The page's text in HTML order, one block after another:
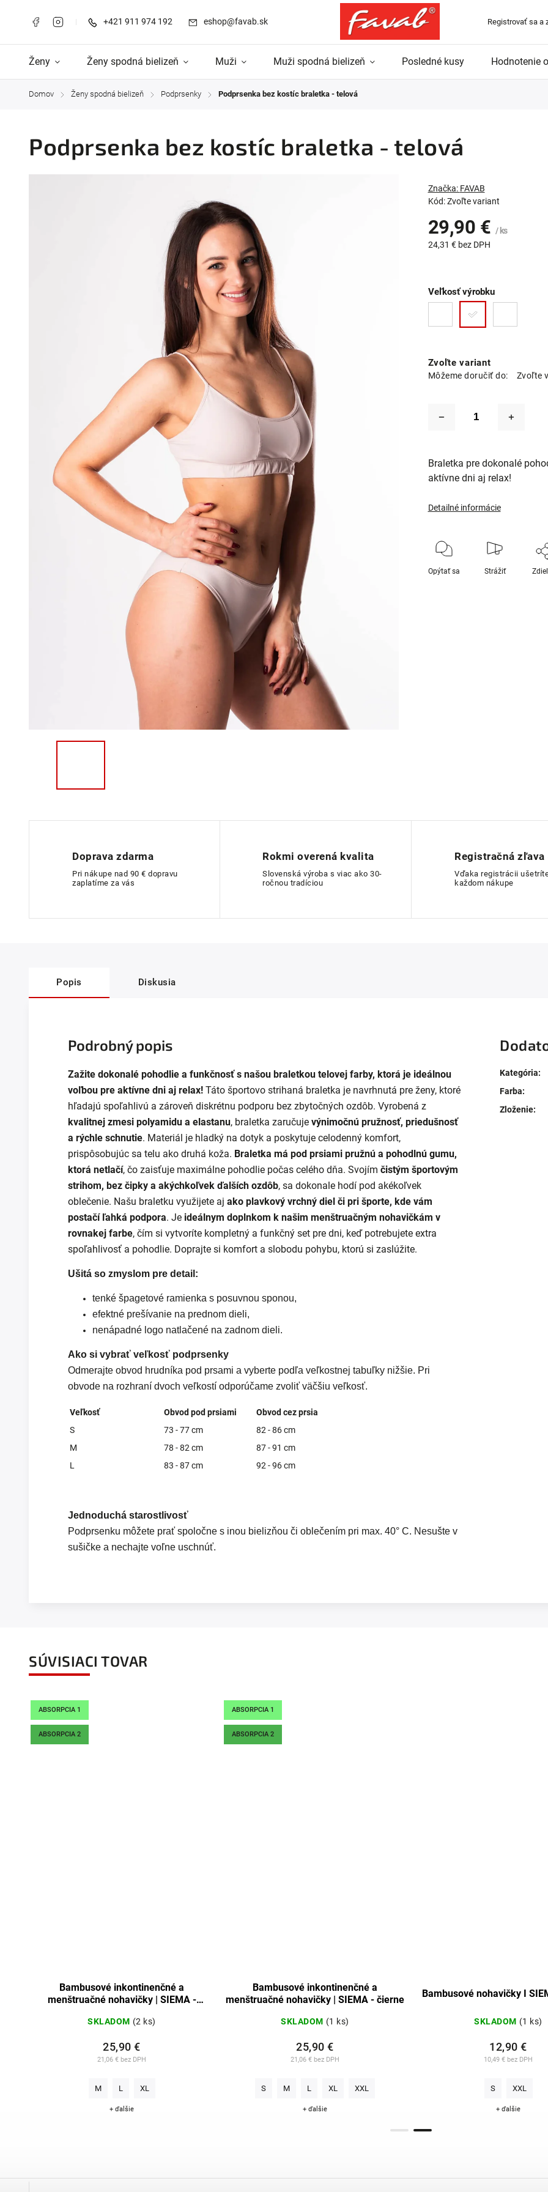
+421 911 974 192 eshop@favab.sk Registrovať sa a
Ženy Ženy spodná bielizeň Muži Muži spodná bielizeň Posledné kusy Hodnotenie
Domov / Ženy spodná bielizeň / Podprsenky / Podprsenka bez kostíc braletka - telová
Podprsenka bez kostíc braletka - telová
Kód: Zvoľte variant
Značka: FAVAB
29,90 € / ks
24,31 € bez DPH
Zvoľte variant
Môžeme doručiť do: Zvoľte
Veľkosť výrobku
Braletka pre dokonalé
aktívne dni aj relax!
Detailné informácie
Opýtať sa Strážiť
Doprava zdarma
Pri nákupe nad 90 € dopravu
zaplatíme za vás
Rokmi overená kvalita
Slovenská výroba s viac ako 30-
ročnou tradíciou
Registračná zľava
Vďaka registrácii
každom nákupe
Popis Diskusia
Podrobný popis
Zažite dokonalé pohodlie a funkčnosť s našou braletkou telovej farby, ktorá je ideálnou
voľbou pre aktívne dni aj relax! Táto športovo strihaná braletka je navrhnutá pre ženy, ktoré
hľadajú spoľahlivú a zároveň diskrétnu podporu bez zbytočných ozdôb. Vyrobená z
kvalitnej zmesi polyamidu a elastanu, braletka zaručuje výnimočnú pružnosť, priedušnosť
a rýchle schnutie. Materiál je hladký na dotyk a poskytuje celodenný komfort,
prispôsobujúc sa telu ako druhá koža. Braletka má pod prsiami pružnú a pohodlnú gumu,
ktorá netlačí, čo zaisťuje maximálne pohodlie počas celého dňa. Svojím čistým športovým
strihom, bez čipky a akýchkoľvek ďalších ozdôb, sa dokonale hodí pod akékoľvek
oblečenie. Našu braletku využijete aj ako plavkový vrchný diel či pri športe, kde vám
postačí ľahká podpora. Je ideálnym doplnkom k našim menštruačným nohavičkám v
rovnakej farbe, čím si vytvoríte kompletný a funkčný set pre dni, keď potrebujete extra
spoľahlivosť a pohodlie. Doprajte si komfort a slobodu pohybu, ktorú si zaslúžite.
Ušitá so zmyslom pre detail:
tenké špagetové ramienka s posuvnou sponou,
efektné prešívanie na prednom dieli,
nenápadné logo natlačené na zadnom dieli.
Ako si vybrať veľkosť podprsenky
Odmerajte obvod hrudníka pod prsami a vyberte podľa veľkostnej tabuľky nižšie. Pri
obvode na rozhraní dvoch veľkostí odporúčame zvoliť väčšiu veľkosť.
Veľkosť Obvod pod prsiami
Obvod cez prsia
S
73 - 77 cm
82 - 86 cm
M
78 - 82 cm
87 - 91 cm
L
83 - 87 cm 92 - 96 cm
Jednoduchá starostlivosť
Podprsenku môžete prať spoločne s inou bielizňou či oblečením pri max. 40° C. Nesušte v
sušičke a nechajte voľne uschnúť.
Kategória:
Farba:
Zloženie:
SÚVISIACI TOVAR
ABSORPCIA 1
ABSORPCIA 2
Bambusové inkontinenčné a
menštruačné nohavičky | SIEMA -
SKLADOM (2 ks)
21,06 € bez DPH
25,90 €
M L XL
+ ďalšie
ABSORPCIA 1
ABSORPCIA 2
Bambusové inkontinenčné a
menštruačné nohavičky | SIEMA - čierne
SKLADOM (1 ks)
21,06 € bez DPH
25,90 €
S M L XL XXL
+ ďalšie
Bambusové nohavičky I
SKLADOM (1 ks)
10,49 € bez DPH
12,90 €
S XXL
+ ďalšie